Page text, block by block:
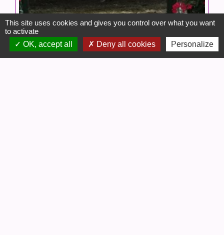
This site uses cookies and gives you control over what you want
to activate
OK, accept all
Deny all cookies Personalize